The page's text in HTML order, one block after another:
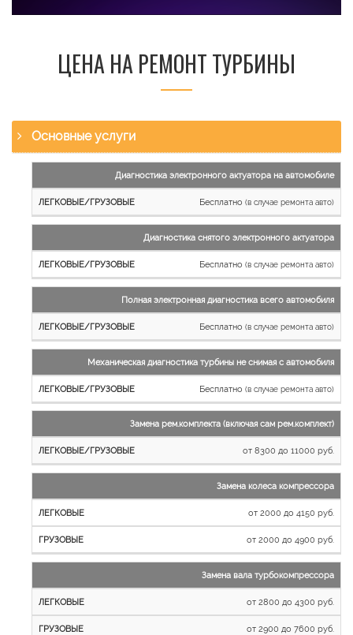
ЦЕНА НА РЕМОНТ ТУРБИНЫ
Основные услуги
работы
Легковые
и
Грузовые
автомобили
Диагностика электронного актуатора на автомобиле
Бесплатно (в случае ремонта авто)
Диагностика снятого электронного актуатора
Бесплатно (в случае ремонта авто)
Полная электронная диагностика всего автомобиля
Бесплатно (в случае ремонта авто)
Механическая диагностика турбины не снимая с автомобиля
Бесплатно (в случае ремонта авто)
Замена рем.комплекта (включая сам рем.комплект)
от 8300 до 11000 руб.
Замена колеса компрессора
от 2000 до 4150 руб.
от 2000 до 4900 руб.
Замена вала турбокомпрессора
от 2800 до 4300 руб.
от 2900 до 7600 руб.